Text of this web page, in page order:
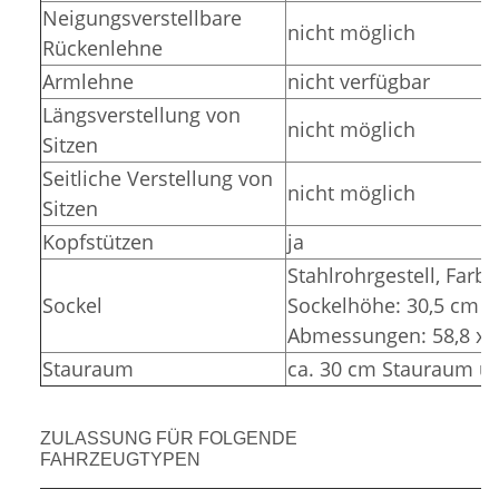
Neigungsverstellbare
Rückenlehne
nicht möglich
Armlehne
nicht verfügbar
Längsverstellung von
Sitzen
nicht möglich
Seitliche Verstellung von
Sitzen
nicht möglich
Kopfstützen
ja
Sockel
Stahlrohrgestell,
Sockelhöhe: 30,5 cm
Abmessungen: 58,8 x
Stauraum
ca. 30 cm Stauraum
ZULASSUNG FÜR FOLGENDE
FAHRZEUGTYPEN